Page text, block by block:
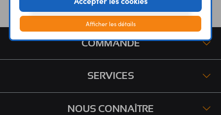
COMMANDE
SERVICES
NOUS CONNAÎTRE
Afficher les détails